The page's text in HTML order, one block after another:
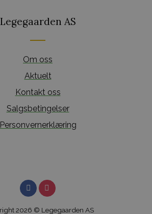
Legegaarden AS
Om oss
Aktuelt
Kontakt oss
Salgsbetingelser
Personvernerklæring
2026 © Legegaarden AS